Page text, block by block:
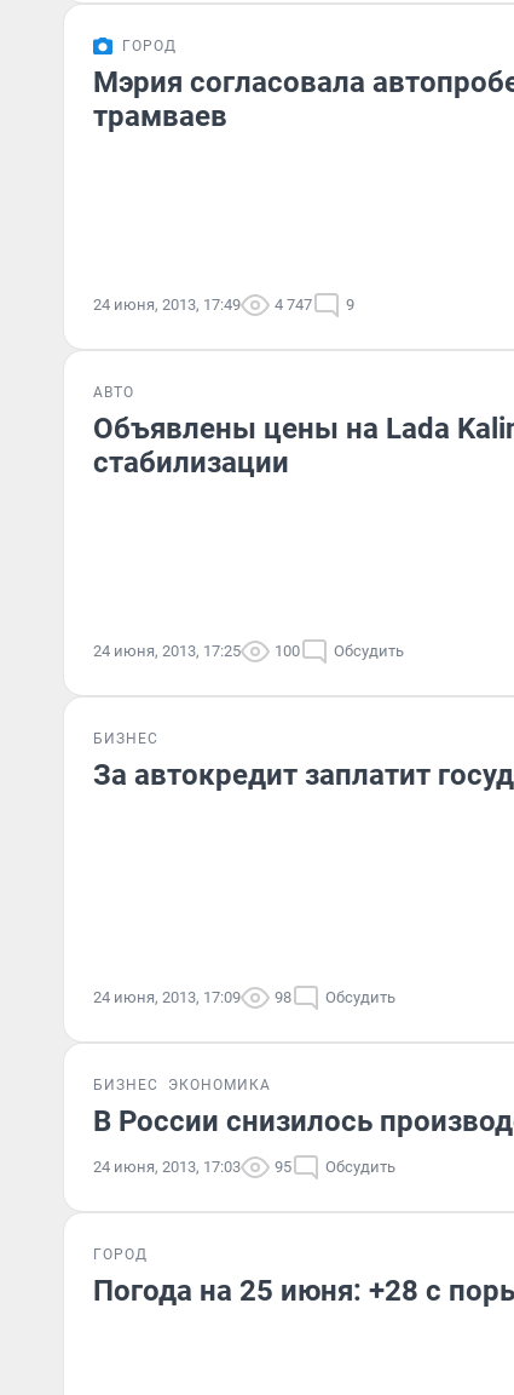
ГОРОД
Мэрия согласовала
трамваев
24 июня, 2013, 17:49 4 747 9
АВТО
Объявлены цены на Lada
стабилизации
24 июня, 2013, 17:25 100 Обсудить
БИЗНЕС
За автокредит заплатит
24 июня, 2013, 17:09 98 Обсудить
БИЗНЕС ЭКОНОМИКА
В России снизилось
24 июня, 2013, 17:03 95 Обсудить
ГОРОД
Погода на 25 июня: +28 с